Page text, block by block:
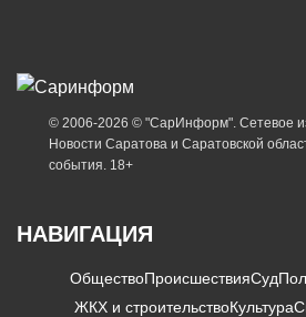
© 2006-2026 © "СарИнформ". Сетевое
Новости Саратова и Саратовской
события. 18+
НАВИГАЦИЯ
ОбществоПроисшествияСуд
ЖКХ и строительствоКультура